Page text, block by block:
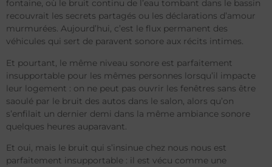
fontaine, où le bruit continu de l’eau tombant dans le bassin
recouvrait les secrets partagés ou les déclarations d’amour
murmurées. Aujourd’hui, c’est le flux permanent des
véhicules qui sert de paravent sonore aux récits intimes.
Et pourtant, le même niveau sonore est parfaitement
insupportable pour les mêmes personnes lorsqu’il impacte
leur logement : on ne peut pas ouvrir les fenêtres sans être
saoulé par le bruit des autos dans le salon, alors qu’on
s’enfilait un dernier demi dans la même ambiance sonore
quelques heures auparavant.
Et oui, mais le bruit qui s’insinue chez nous nous est
parfaitement insupportable : il est vécu comme une